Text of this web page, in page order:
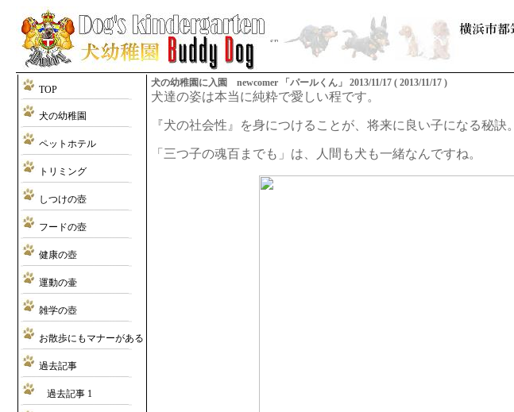
TOP
犬の幼稚園
ペットホテル
トリミング
しつけの壺
フードの壺
健康の壺
運動の壷
雑学の壺
お散歩にもマナーがある
過去記事
過去記事 1
犬の幼稚園に入園 newcomer 「パールくん」 2013/11/17 ( 2013/11/17 )
犬達の姿は本当に純粋で愛しい程です。
『犬の社会性』を身につけることが、将来に良い子になる秘訣。
「三つ子の魂百までも」は、人間も犬も一緒なんですね。